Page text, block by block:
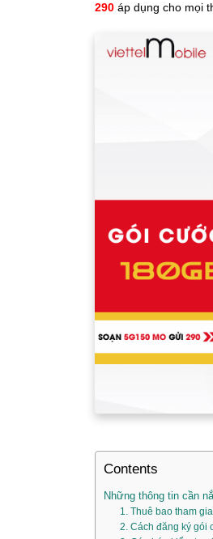
290 áp dụng cho mọi
Contents
Những thông tin cần
1. Thuê bao tham
2. Cách đăng ký gói